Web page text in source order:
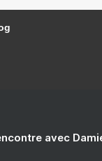
avec